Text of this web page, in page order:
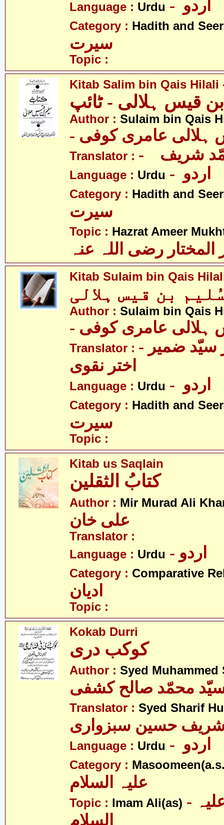
Language : Urdu
Category : Hadith and
سیرت
Topic :
Kitab Salim bin Qais Hilali
قیس ہلالی - ٹائپ
Author : Sulaim bin Qais
ہلالی عامری کوفی
Translator : شریف
Language : Urdu
Category : Hadith and
سیرت
Topic : Hazrat Ameer
رضی اللہ عنہ
Kitab Sulaim bin Qais
بن قیس ہلالی
Author : Sulaim bin Qais
ہلالی عامری کوفی
Translator : - علامہ ڈاکٹر سیّد ضمیر
اختر نقوی
Language : Urdu
Category : Hadith and
سیرت
Topic :
Kitab us Saqlain
کتابُ الثقلین
Author : Mir Murad Ali
علی خان
Translator :
Language : Urdu - اردو
Category : Comparative
ادیان
Topic :
Kokab Durri
کوکب دری
Author : Syed Muhammed
محمّد صالح کشفی
Translator : Syed Sharif
حسین سبزواری
Language : Urdu
Category :
Topic : Imam Ali(as) - امام علی علیہ
السلام